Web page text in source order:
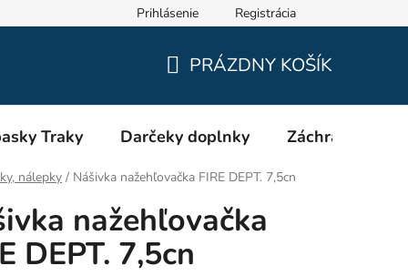
a výstroj pre hasičov RHEA SK Veľkostné tabuľky
Prihlásenie Registrácia
KOŠÍK
PRÁZDNY KOŠÍK
Traky Darčeky doplnky Záchranári
nálepky / Nášivka nažehľovačka FIRE DEPT. 7,5cn
nažehľovačka
DEPT. 7,5cn